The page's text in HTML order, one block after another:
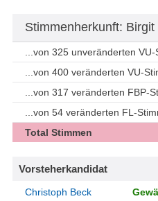
Stimmenherkunft: Birgit
...von 325 unveränderten
...von 400 veränderten VU-
...von 317 veränderten FBP-
...von 54 veränderten FL-
Total Stimmen
Vorsteherkandidat
Christoph Beck